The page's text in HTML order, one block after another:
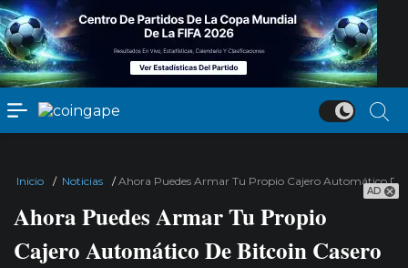
AD
Inicio / Noticias /Ahora Puedes Armar Tu Propio Cajero Automático De
Ahora Puedes Armar Tu Propio
Cajero Automático De Bitcoin Casero